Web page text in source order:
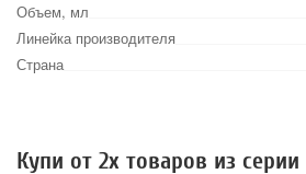
Объем, мл
Линейка производителя
Страна
Купи от 2х товаров из